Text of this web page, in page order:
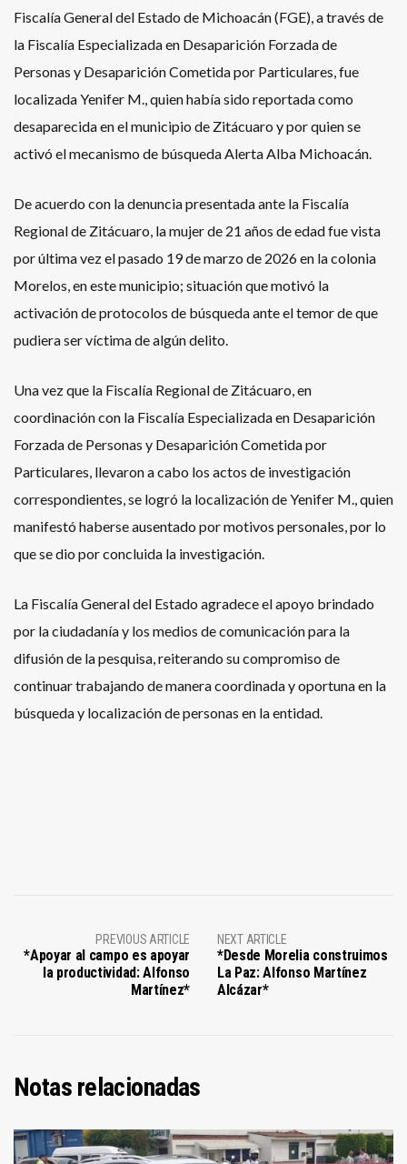
Fiscalía General del Estado de Michoacán (FGE), a través de
la Fiscalía Especializada en Desaparición Forzada de
Personas y Desaparición Cometida por Particulares, fue
localizada Yenifer M., quien había sido reportada como
desaparecida en el municipio de Zitácuaro y por quien se
activó el mecanismo de búsqueda Alerta Alba Michoacán.
De acuerdo con la denuncia presentada ante la Fiscalía
Regional de Zitácuaro, la mujer de 21 años de edad fue vista
por última vez el pasado 19 de marzo de 2026 en la colonia
Morelos, en este municipio; situación que motivó la
activación de protocolos de búsqueda ante el temor de que
pudiera ser víctima de algún delito.
Una vez que la Fiscalía Regional de Zitácuaro, en
coordinación con la Fiscalía Especializada en Desaparición
Forzada de Personas y Desaparición Cometida por
Particulares, llevaron a cabo los actos de investigación
correspondientes, se logró la localización de Yenifer M., quien
manifestó haberse ausentado por motivos personales, por lo
que se dio por concluida la investigación.
La Fiscalía General del Estado agradece el apoyo brindado
por la ciudadanía y los medios de comunicación para la
difusión de la pesquisa, reiterando su compromiso de
continuar trabajando de manera coordinada y oportuna en la
búsqueda y localización de personas en la entidad.
PREVIOUS ARTICLE
*Apoyar al campo es apoyar
la productividad: Alfonso
Martínez*
NEXT ARTICLE
*Desde Morelia construimos
La Paz: Alfonso Martínez
Alcázar*
Notas relacionadas